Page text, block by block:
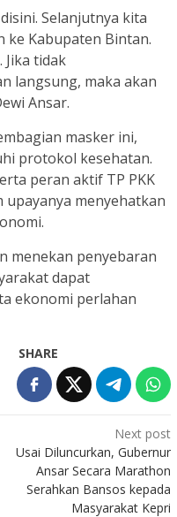
Selanjutnya kita
ke Kabupaten Bintan.
Jika tidak
langsung, maka akan
Ansar.
masker ini,
protokol kesehatan.
peran aktif TP PKK
menyehatkan
menekan penyebaran
dapat
ekonomi perlahan
SHARE
Next post
Usai Diluncurkan, Gubernur
Ansar Secara Marathon
Serahkan Bansos kepada
Masyarakat Kepri